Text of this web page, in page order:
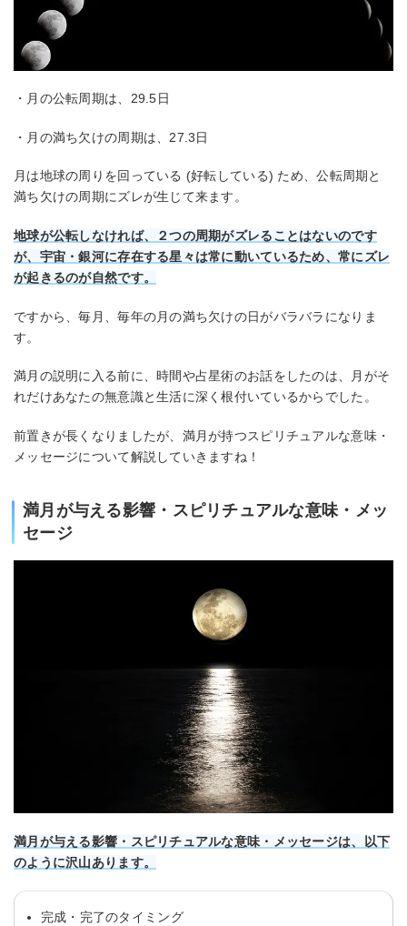
・月の公転周期は、29.5日
・月の満ち欠けの周期は、27.3日
月は地球の周りを回っている (好転している) ため、公転周期と
満ち欠けの周期にズレが生じて来ます。
地球が公転しなければ、２つの周期がズレることはないのです
が、宇宙・銀河に存在する星々は常に動いているため、常にズレ
が起きるのが自然です。
ですから、毎月、毎年の月の満ち欠けの日がバラバラになりま
す。
満月の説明に入る前に、時間や占星術のお話をしたのは、月がそ
れだけあなたの無意識と生活に深く根付いているからでした。
前置きが長くなりましたが、満月が持つスピリチュアルな意味・
メッセージについて解説していきますね！
満月が与える影響・スピリチュアルな意味・メッ
セージ
満月が与える影響・スピリチュアルな意味・メッセージは、以下
のように沢山あります。
完成・完了のタイミング